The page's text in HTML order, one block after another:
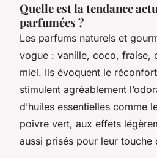
Quelle est la tendance
parfumées ?
Les parfums naturels et
vogue : vanille, coco, fraise,
miel. Ils évoquent le
stimulent agréablement
d’huiles essentielles comme
poivre vert, aux effets
aussi prisés pour leur touche